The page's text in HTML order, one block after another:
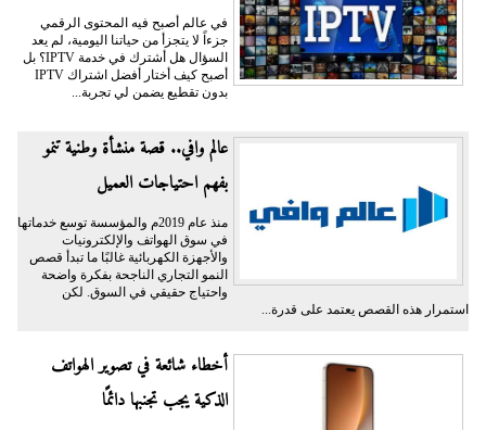
في عالم أصبح فيه المحتوى الرقمي
جزءاً لا يتجزأ من حياتنا اليومية، لم يعد
السؤال هل أشترك في خدمة IPTV؟ بل
أصبح كيف أختار أفضل اشتراك IPTV
بدون تقطيع يضمن لي تجربة...
عالم وافي.. قصة منشأة وطنية تنمو
بفهم احتياجات العميل
منذ عام 2019م والمؤسسة توسع خدماتها
في سوق الهواتف والإلكترونيات
والأجهزة الكهربائية غالبًا ما تبدأ قصص
النمو التجاري الناجحة بفكرة واضحة
واحتياج حقيقي في السوق. لكن
استمرار هذه القصص يعتمد على قدرة...
أخطاء شائعة في تصوير الهواتف
الذكية يجب تجنبها دائمًا